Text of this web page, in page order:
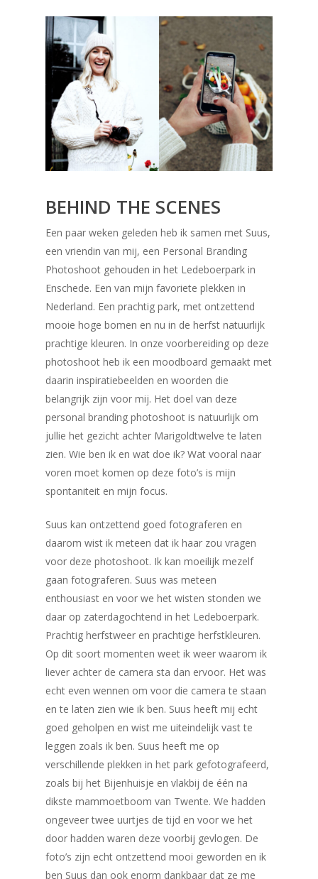
BEHIND THE SCENES
Een paar weken geleden heb ik samen met Suus,
een vriendin van mij, een Personal Branding
Photoshoot gehouden in het Ledeboerpark in
Enschede. Een van mijn favoriete plekken in
Nederland. Een prachtig park, met ontzettend
mooie hoge bomen en nu in de herfst natuurlijk
prachtige kleuren. In onze voorbereiding op deze
photoshoot heb ik een moodboard gemaakt met
daarin inspiratiebeelden en woorden die
belangrijk zijn voor mij. Het doel van deze
personal branding photoshoot is natuurlijk om
jullie het gezicht achter Marigoldtwelve te laten
zien. Wie ben ik en wat doe ik? Wat vooral naar
voren moet komen op deze foto’s is mijn
spontaniteit en mijn focus.
Suus kan ontzettend goed fotograferen en
daarom wist ik meteen dat ik haar zou vragen
voor deze photoshoot. Ik kan moeilijk mezelf
gaan fotograferen. Suus was meteen
enthousiast en voor we het wisten stonden we
daar op zaterdagochtend in het Ledeboerpark.
Prachtig herfstweer en prachtige herfstkleuren.
Op dit soort momenten weet ik weer waarom ik
liever achter de camera sta dan ervoor. Het was
echt even wennen om voor die camera te staan
en te laten zien wie ik ben. Suus heeft mij echt
goed geholpen en wist me uiteindelijk vast te
leggen zoals ik ben. Suus heeft me op
verschillende plekken in het park gefotografeerd,
zoals bij het Bijenhuisje en vlakbij de één na
dikste mammoetboom van Twente. We hadden
ongeveer twee uurtjes de tijd en voor we het
door hadden waren deze voorbij gevlogen. De
foto’s zijn echt ontzettend mooi geworden en ik
ben Suus dan ook enorm dankbaar dat ze me